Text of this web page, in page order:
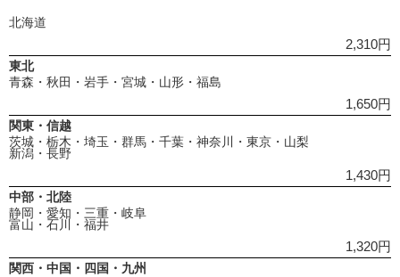
北海道
2,310円
東北
青森・秋田・岩手・宮城・山形・福島
1,650円
関東・信越
茨城・栃木・埼玉・群馬・千葉・神奈川・東京・山梨
新潟・長野
1,430円
中部・北陸
静岡・愛知・三重・岐阜
富山・石川・福井
1,320円
関西・中国・四国・九州